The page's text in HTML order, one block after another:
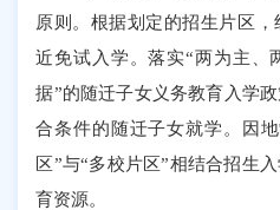
原则。根据划定的招生片区
近免试入学。落实“两为主、
据”的随迁子女义务教育入学
合条件的随迁子女就学。因
区”与“多校片区”相结合招生
育资源。